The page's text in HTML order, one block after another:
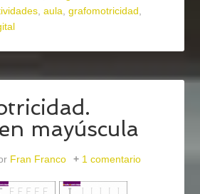
,aula,grafomotricidad,
mayúscula
Fran Franco 1 comentario